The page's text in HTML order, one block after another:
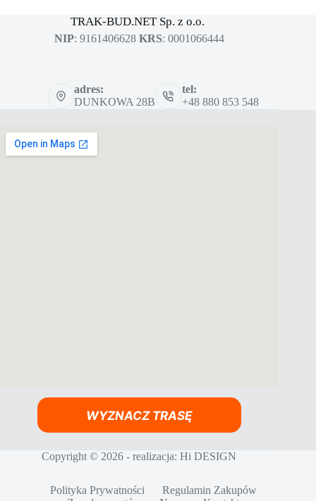
TRAK-BUD.NET Sp. z o.o.
NIP: 9161406628 KRS: 0001066444
adres:
DUNKOWA 28B
tel:
+48 880 853 548
WYZNACZ TRASĘ
Copyright © 2026 - realizacja:Hi DESIGN
Polityka Prywatności
Regulamin Zakupów